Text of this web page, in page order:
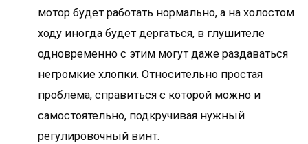
мотор будет работать нормально, а на холостом
ходу иногда будет дергаться, в глушителе
одновременно с этим могут даже раздаваться
негромкие хлопки. Относительно простая
проблема, справиться с которой можно и
самостоятельно, подкручивая нужный
регулировочный винт.